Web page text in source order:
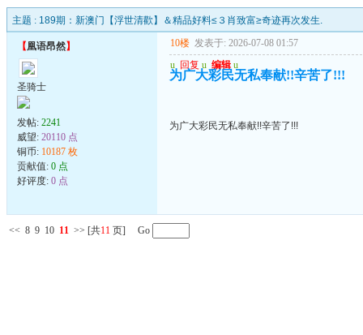
主题 : 189期：新澳门【浮世清歡】＆精品好料≤３肖致富≥奇迹再次发生.
【凰语昂然】
圣骑士
发帖: 2241
威望: 20110 点
铜币: 10187 枚
贡献值: 0 点
好评度: 0 点
10楼 发表于: 2026-07-08 01:57
u 回复 u 编辑 u
为广大彩民无私奉献!!辛苦了!!!
为广大彩民无私奉献!!辛苦了!!!
<< 8 9 10 11 >> [共11 页] Go